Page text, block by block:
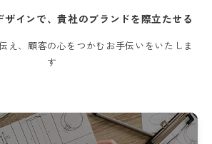
インで、貴社のブランドを際立たせる
え、顧客の心をつかむお手伝いをいたしま
す